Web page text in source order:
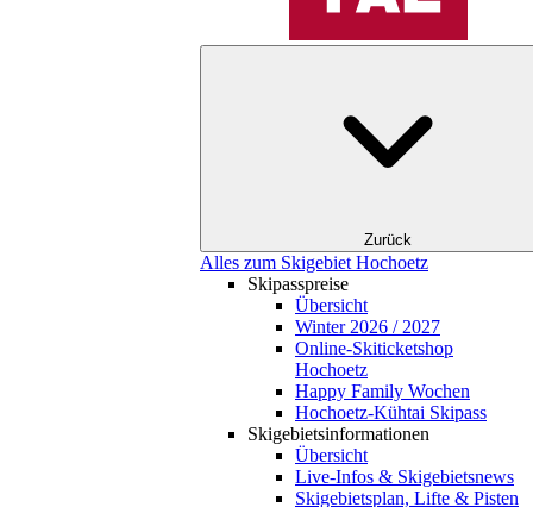
Zurück
Alles zum Skigebiet Hochoetz
Skipasspreise
Übersicht
Winter 2026 / 2027
Online-Skiticketshop
Hochoetz
Happy Family Wochen
Hochoetz-Kühtai Skipass
Skigebietsinformationen
Übersicht
Live-Infos & Skigebietsnews
Skigebietsplan, Lifte & Pisten